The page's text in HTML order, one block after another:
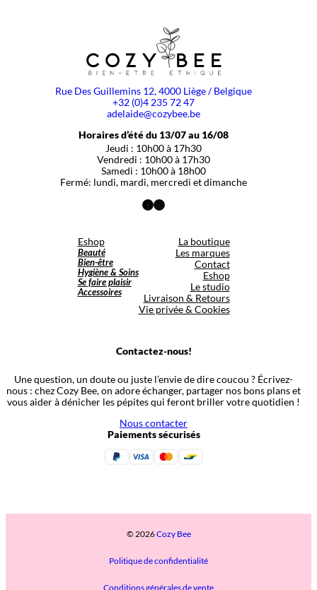
Rue Des Guillemins 12, 4000 Liège / Belgique
+32 (0)4 235 72 47
adelaide@cozybee.be
Horaires d’été du 13/07 au 16/08
Jeudi : 10h00 à 17h30
Vendredi : 10h00 à 17h30
Samedi : 10h00 à 18h00
Fermé: lundi, mardi, mercredi et dimanche
Facebook
Instagram
Eshop
Beauté
Bien-être
Hygiène & Soins
Se faire plaisir
Accessoires
La boutique
Les marques
Contact
Eshop
Le studio
Livraison & Retours
Vie privée & Cookies
Contactez-nous!
Une question, un doute ou juste l’envie de dire coucou ? Écrivez-
nous : chez Cozy Bee, on adore échanger, partager nos bons plans et
vous aider à dénicher les pépites qui feront briller votre quotidien !
Nous contacter
Paiements sécurisés
© 2026Cozy Bee
Politique de confidentialité
Conditions générales de vente